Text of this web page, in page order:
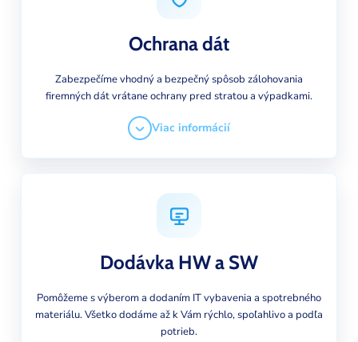
Ochrana dát
Zabezpečíme vhodný a bezpečný spôsob zálohovania
firemných dát vrátane ochrany pred stratou a výpadkami.
Viac informácií
Dodávka HW a SW
Pomôžeme s výberom a dodaním IT vybavenia a spotrebného
materiálu. Všetko dodáme až k Vám rýchlo, spoľahlivo a podľa
potrieb.